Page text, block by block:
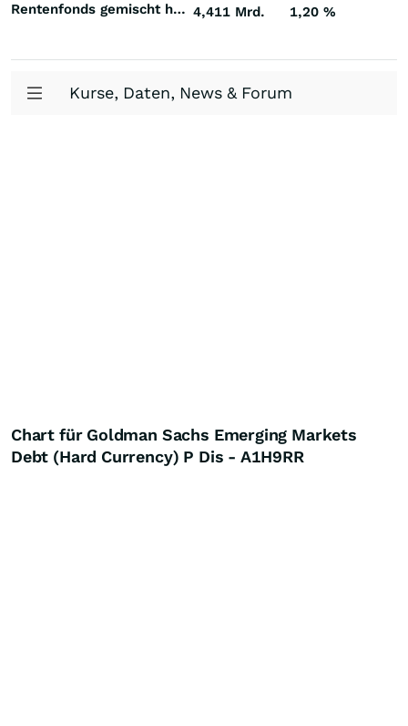
Rentenfonds gemischt höherverzinst Emerging Markets Hartwährungen (Welt) 4,411 Mrd. 1,20 %
Kurse, Daten, News & Forum
Chart für Goldman Sachs Emerging Markets
Debt (Hard Currency) P Dis - A1H9RR